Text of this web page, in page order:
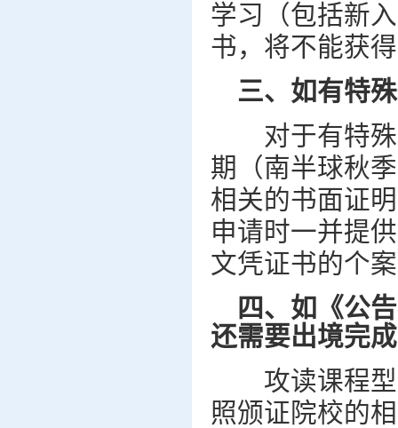
学习（包括新
书，将不能获
三、如有特
对于有特殊
期（南半球秋
相关的书面证
申请时一并提
文凭证书的个
四、如《公
还需要出境完
攻读课程型
照颁证院校的